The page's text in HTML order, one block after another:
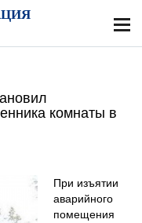
комнаты в
При изъятии
аварийного
помещения